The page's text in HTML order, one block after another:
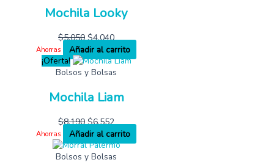
Mochila Looky
$5,050 $4,040
Ahorras
Añadir al carrito
¡Oferta!
Bolsos y Bolsas
Mochila Liam
$8,190 $6,552
Ahorras
Añadir al carrito
Bolsos y Bolsas